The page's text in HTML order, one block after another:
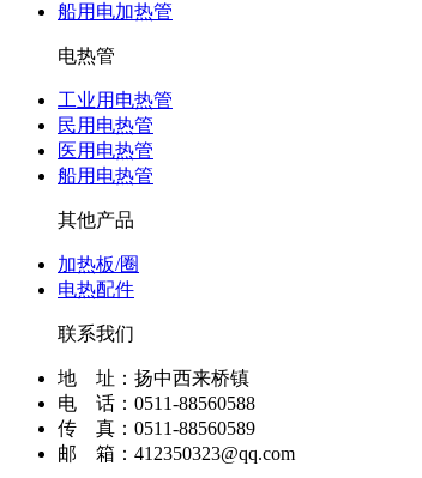
船用电加热管
电热管
工业用电热管
民用电热管
医用电热管
船用电热管
其他产品
加热板/圈
电热配件
联系我们
地 址：扬中西来桥镇
电 话：0511-88560588
传 真：0511-88560589
邮 箱：412350323@qq.com